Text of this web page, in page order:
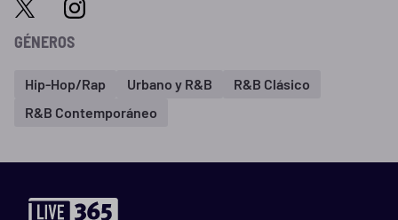
GÉNEROS
Hip-Hop/Rap Urbano y R&B
R&B Clásico
R&B Contemporáneo